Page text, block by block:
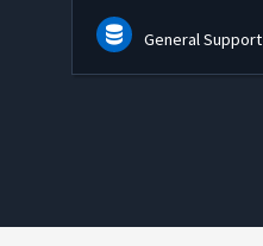
General Support